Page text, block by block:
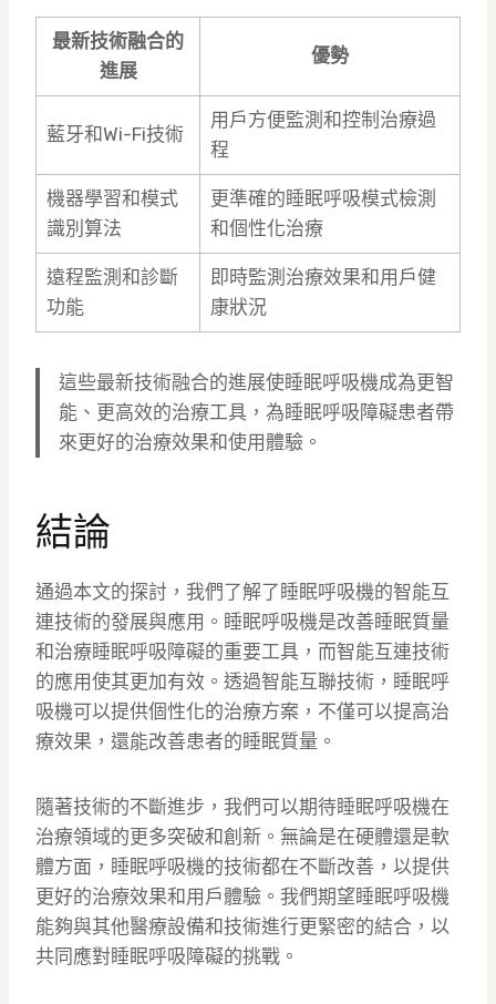
最新技術融合的
進展
優勢
藍牙和Wi-Fi技術
用戶方便監測和控制治療過
程
機器學習和模式
識別算法
更準確的睡眠呼吸模式檢測
和個性化治療
遠程監測和診斷
功能
即時監測治療效果和用戶健
康狀況
這些最新技術融合的進展使睡眠呼吸機成為更智
能、更高效的治療工具，為睡眠呼吸障礙患者帶
來更好的治療效果和使用體驗。
結論
通過本文的探討，我們了解了睡眠呼吸機的智能互
連技術的發展與應用。睡眠呼吸機是改善睡眠質量
和治療睡眠呼吸障礙的重要工具，而智能互連技術
的應用使其更加有效。透過智能互聯技術，睡眠呼
吸機可以提供個性化的治療方案，不僅可以提高治
療效果，還能改善患者的睡眠質量。
隨著技術的不斷進步，我們可以期待睡眠呼吸機在
治療領域的更多突破和創新。無論是在硬體還是軟
體方面，睡眠呼吸機的技術都在不斷改善，以提供
更好的治療效果和用戶體驗。我們期望睡眠呼吸機
能夠與其他醫療設備和技術進行更緊密的結合，以
共同應對睡眠呼吸障礙的挑戰。